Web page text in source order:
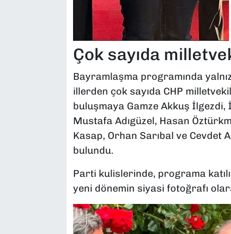
Çok sayıda
Bayramlaşma programında
illerden çok sayıda CHP
buluşmaya Gamze Akkuş İlgezdi,
Mustafa Adıgüzel, Hasan
Kasap, Orhan Sarıbal ve Cevdet
bulundu.
Parti kulislerinde, programa
yeni dönemin siyasi fotoğrafı